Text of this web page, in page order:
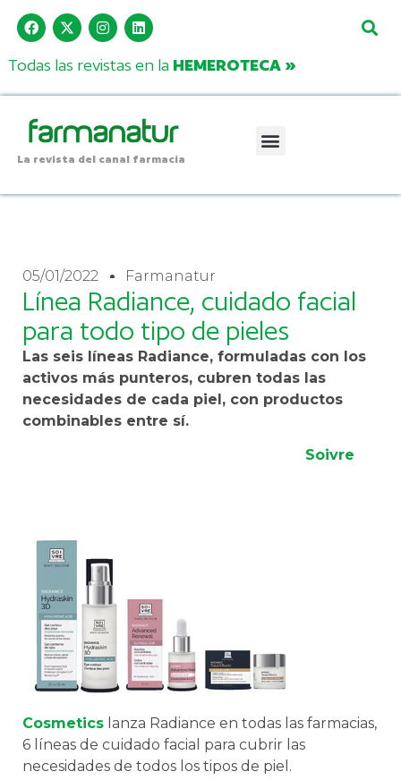
Todas las revistas en la HEMEROTECA »
La revista del canal farmacia
05/01/2022 Farmanatur
Línea Radiance, cuidado facial
para todo tipo de pieles
Las seis líneas Radiance, formuladas con los
activos más punteros, cubren todas las
necesidades de cada piel, con productos
combinables entre sí.
Soivre
Cosmetics lanza Radiance en todas las farmacias,
6 líneas de cuidado facial para cubrir las
necesidades de todos los tipos de piel.